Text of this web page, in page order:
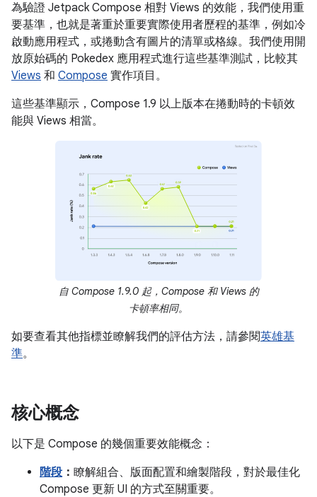
為驗證 Jetpack Compose 相對 Views 的效能，我們使用重
要基準，也就是著重於重要實際使用者歷程的基準，例如冷
啟動應用程式，或捲動含有圖片的清單或格線。我們使用開
放原始碼的 Pokedex 應用程式進行這些基準測試，比較其
Views 和 Compose 實作項目。
這些基準顯示，Compose 1.9 以上版本在捲動時的卡頓效
能與 Views 相當。
自 Compose 1.9.0 起，Compose 和 Views 的
卡頓率相同。
如要查看其他指標並瞭解我們的評估方法，請參閱英雄基
準。
核心概念
以下是 Compose 的幾個重要效能概念：
階段 ： 瞭解組合、版面配置和繪製階段，對於最佳化
Compose 更新 UI 的方式至關重要。